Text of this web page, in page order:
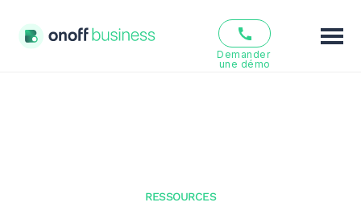
Demander
une démo
RESSOURCES